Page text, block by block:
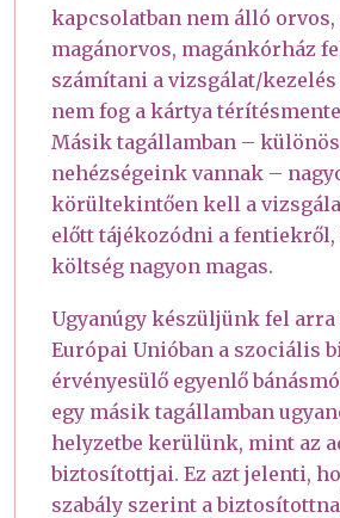
kapcsolatban nem álló orvos,
magánorvos, magánkórház
számítani a vizsgálat/
nem fog a kártya
Másik tagállamban –
nehézségeink vannak –
körültekintően kell a
előtt tájékozódni a fentiekről,
költség nagyon magas.
Ugyanúgy készüljünk fel arra
Európai Unióban a szociális
érvényesülő egyenlő
egy másik tagállamban
helyzetbe kerülünk, mint az
biztosítottjai. Ez azt jelenti,
szabály szerint a